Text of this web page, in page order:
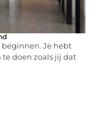
beginnen. Je hebt
doen zoals jij dat